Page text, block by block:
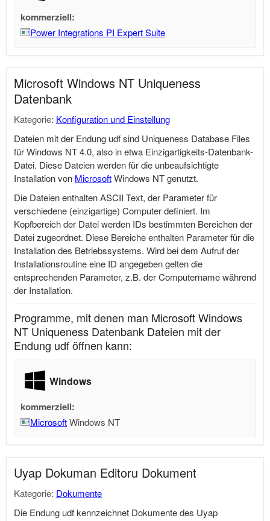
kommerziell:
Power Integrations PI Expert Suite
Microsoft Windows NT Uniqueness
Datenbank
Kategorie: Konfiguration und Einstellung
Dateien mit der Endung udf sind Uniqueness Database Files
für Windows NT 4.0, also in etwa Einzigartigkeits-Datenbank-
Datei. Diese Dateien werden für die unbeaufsichtigte
Installation von MicrosoftWindows NT genutzt.
Die Dateien enthalten ASCII Text, der Parameter für
verschiedene (einzigartige) Computer definiert. Im
Kopfbereich der Datei werden IDs bestimmten Bereichen der
Datei zugeordnet. Diese Bereiche enthalten Parameter für die
Installation des Betriebssystems. Wird bei dem Aufruf der
Installationsroutine eine ID angegeben gelten die
entsprechenden Parameter, z.B. der Computername während
der Installation.
Programme, mit denen man Microsoft Windows
NT Uniqueness Datenbank Dateien mit der
Endung udf öffnen kann:
Windows
kommerziell:
MicrosoftWindows NT
Uyap Dokuman Editoru Dokument
Kategorie: Dokumente
Die Endung udf kennzeichnet Dokumente des Uyap